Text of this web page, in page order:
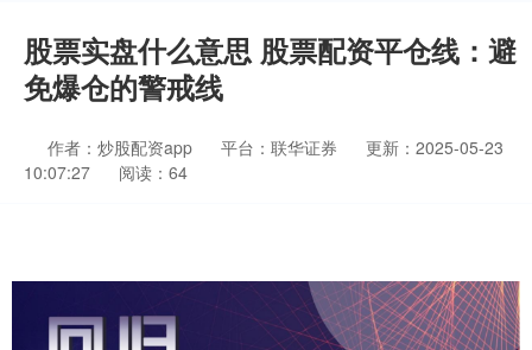
股票实盘什么意思 股票配资平仓线：避
免爆仓的警戒线
作者：炒股配资app 平台：联华证券
更新：2025-05-23
10:07:27
阅读：64